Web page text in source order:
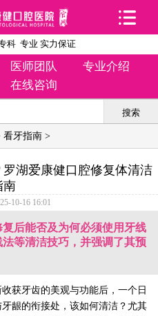
科 专业 实力保证
医师团队
专业介绍
在线咨询
搜索
看牙指南 >
湖爱康健口腔修复体清洁
南
10-16 16:01
后能否及为何必须使用牙线
等清洁技巧，并强调了其预
获牙齿的美观与功能后，一个日
龈的衔接处，该如何清洁？尤其